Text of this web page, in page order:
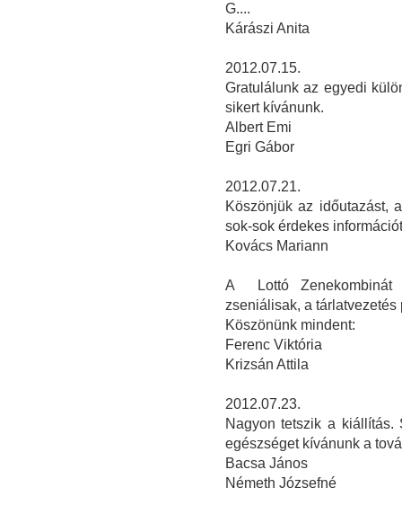
G....
Kárászi Anita
2012.07.15.
Gratulálunk az egyedi
sikert kívánunk.
Albert Emi
Egri Gábor
2012.07.21.
Köszönjük az időutazást,
sok-sok érdekes
Kovács Mariann
A Lottó Zenekombinát
zseniálisak, a tárlatvezetés
Köszönünk mindent:
Ferenc Viktória
Krizsán Attila
2012.07.23.
Nagyon tetszik a kiállítás.
egészséget kívánunk a
Bacsa János
Németh Józsefné